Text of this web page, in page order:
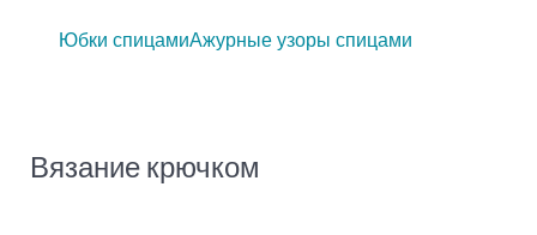
Юбки спицамиАжурные узоры спицами
Вязание крючком